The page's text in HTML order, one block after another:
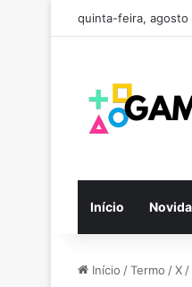
quinta-feira, agosto
Início
Início /Termo /X /